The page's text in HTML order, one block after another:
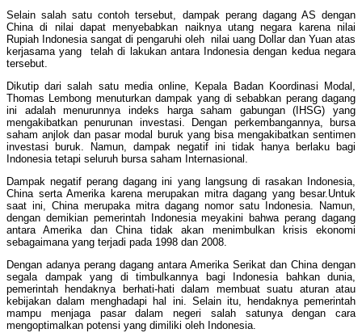
Selain salah satu contoh tersebut, dampak perang dagang AS dengan
China di nilai dapat menyebabkan naiknya utang negara karena nilai
Rupiah Indonesia sangat di pengaruhi oleh nilai uang Dollar dan Yuan atas
kerjasama yang telah di lakukan antara Indonesia dengan kedua negara
tersebut.
Dikutip dari salah satu media online, Kepala Badan Koordinasi Modal,
Thomas Lembong menuturkan dampak yang di sebabkan perang dagang
ini adalah menurunnya indeks harga saham gabungan (IHSG) yang
mengakibatkan penurunan investasi. Dengan perkembangannya, bursa
saham anjlok dan pasar modal buruk yang bisa mengakibatkan sentimen
investasi buruk. Namun, dampak negatif ini tidak hanya berlaku bagi
Indonesia tetapi seluruh bursa saham Internasional.
Dampak negatif perang dagang ini yang langsung di rasakan Indonesia,
China serta Amerika karena merupakan mitra dagang yang besar.Untuk
saat ini, China merupaka mitra dagang nomor satu Indonesia. Namun,
dengan demikian pemerintah Indonesia meyakini bahwa perang dagang
antara Amerika dan China tidak akan menimbulkan krisis ekonomi
sebagaimana yang terjadi pada 1998 dan 2008.
Dengan adanya perang dagang antara Amerika Serikat dan China dengan
segala dampak yang di timbulkannya bagi Indonesia bahkan dunia,
pemerintah hendaknya berhati-hati dalam membuat suatu aturan atau
kebijakan dalam menghadapi hal ini. Selain itu, hendaknya pemerintah
mampu menjaga pasar dalam negeri salah satunya dengan cara
mengoptimalkan potensi yang dimiliki oleh Indonesia.